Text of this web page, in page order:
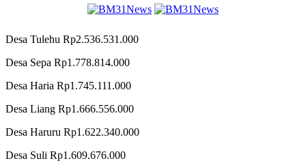
Desa Tulehu Rp2.536.531.000
Desa Sepa Rp1.778.814.000
Desa Haria Rp1.745.111.000
Desa Liang Rp1.666.556.000
Desa Haruru Rp1.622.340.000
Desa Suli Rp1.609.676.000